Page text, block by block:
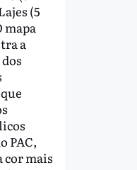
(5
mapa
a
PAC,
cor mais